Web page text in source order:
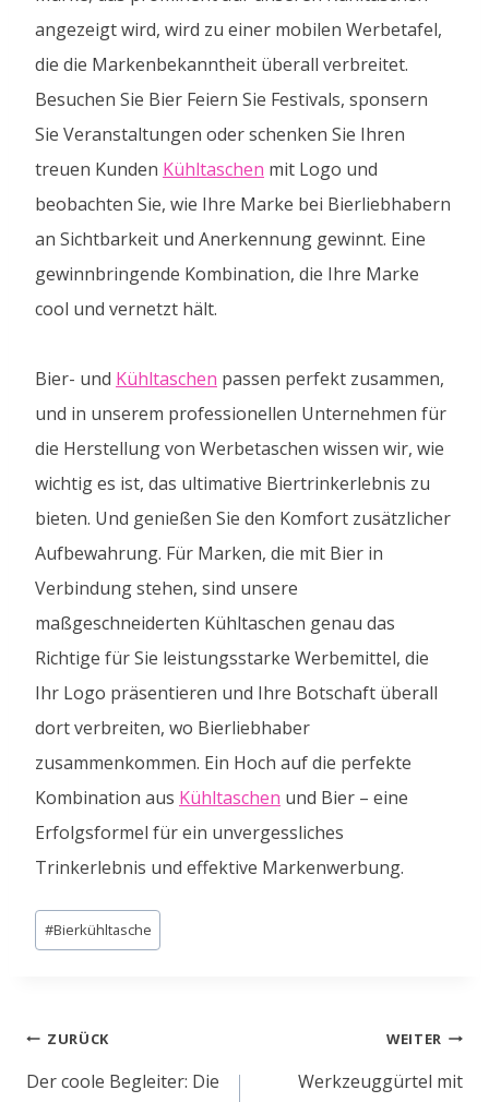
angezeigt wird, wird zu einer mobilen Werbetafel,
die die Markenbekanntheit überall verbreitet.
Besuchen Sie Bier Feiern Sie Festivals, sponsern
Sie Veranstaltungen oder schenken Sie Ihren
treuen Kunden Kühltaschen mit Logo und
beobachten Sie, wie Ihre Marke bei Bierliebhabern
an Sichtbarkeit und Anerkennung gewinnt. Eine
gewinnbringende Kombination, die Ihre Marke
cool und vernetzt hält.
Bier- und Kühltaschen passen perfekt zusammen,
und in unserem professionellen Unternehmen für
die Herstellung von Werbetaschen wissen wir, wie
wichtig es ist, das ultimative Biertrinkerlebnis zu
bieten. Und genießen Sie den Komfort zusätzlicher
Aufbewahrung. Für Marken, die mit Bier in
Verbindung stehen, sind unsere
maßgeschneiderten Kühltaschen genau das
Richtige für Sie leistungsstarke Werbemittel, die
Ihr Logo präsentieren und Ihre Botschaft überall
dort verbreiten, wo Bierliebhaber
zusammenkommen. Ein Hoch auf die perfekte
Kombination aus Kühltaschen und Bier – eine
Erfolgsformel für ein unvergessliches
Trinkerlebnis und effektive Markenwerbung.
Schlagworte:
#Bierkühltasche
Beitragsnavigation
ZURÜCK
Der coole Begleiter: Die
WEITER
Werkzeuggürtel mit